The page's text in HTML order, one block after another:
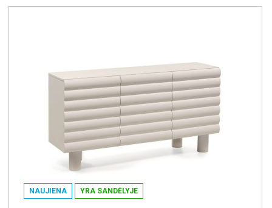
NAUJIENA YRA SANDĖLYJE